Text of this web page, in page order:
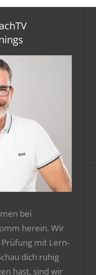
bei
herein. Wir
mit Lern-
dich ruhig
hast, sind wir